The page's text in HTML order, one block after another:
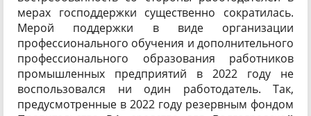
мерах господдержки существенно сократилась.
Мерой поддержки в виде организации
профессионального обучения и дополнительного
профессионального образования работников
промышленных предприятий в 2022 году не
воспользовался ни один работодатель. Так,
предусмотренные в 2022 году резервным фондом